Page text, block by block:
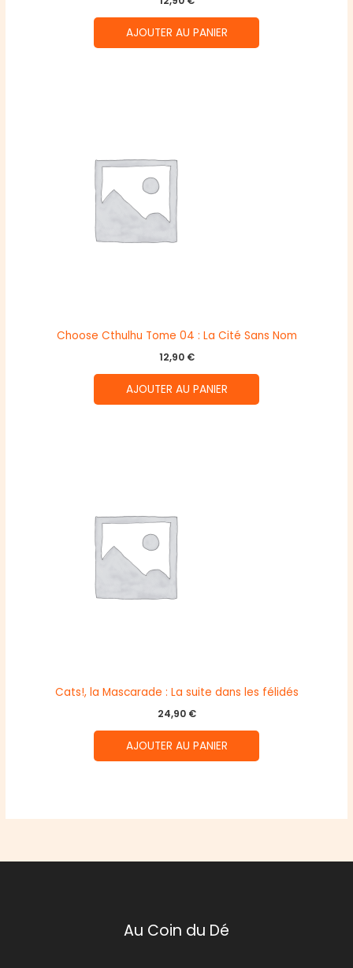
AJOUTER AU PANIER
Choose Cthulhu Tome 04 : La Cité Sans Nom
12,90 €
AJOUTER AU PANIER
Cats!, la Mascarade : La suite dans les félidés
24,90 €
AJOUTER AU PANIER
Au Coin du Dé